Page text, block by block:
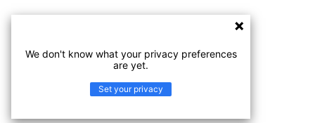
We don't know what your privacy preferences
are yet.
Set your privacy